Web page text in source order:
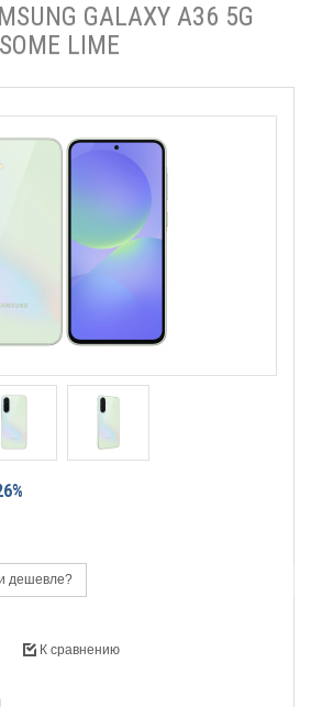
GALAXY A36 5G
LIME
дешевле?
К сравнению